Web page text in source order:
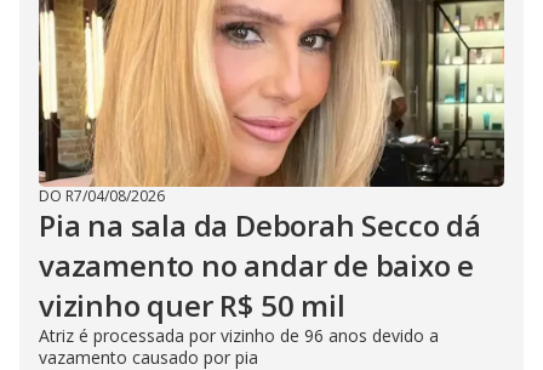
DO R7/04/08/2026
Pia na sala da Deborah Secco dá
vazamento no andar de baixo e
vizinho quer R$ 50 mil
Atriz é processada por vizinho de 96 anos devido a
vazamento causado por pia